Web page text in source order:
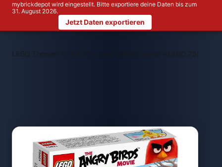
mybrickdepot wird eingestellt. Bitte exportiere deine Daten bis zum
31. August 2026.
Jetzt Daten exportieren
LEGO Themen > LEGO The Angry Birds Movie > LEGO 75821